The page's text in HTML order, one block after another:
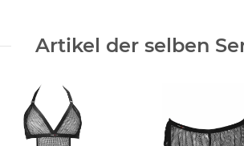
Artikel der selben